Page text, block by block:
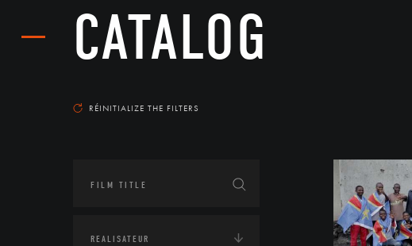
CATALOG
RÉINITIALIZE THE FILTERS